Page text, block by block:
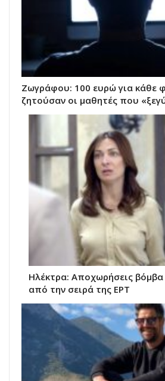
Ζωγράφου: 100 ευρώ για κάθε
ζητούσαν οι μαθητές που
Ηλέκτρα: Αποχωρήσεις
από την σειρά της ΕΡΤ